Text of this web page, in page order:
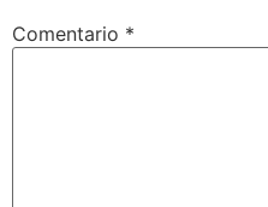
Comentario *